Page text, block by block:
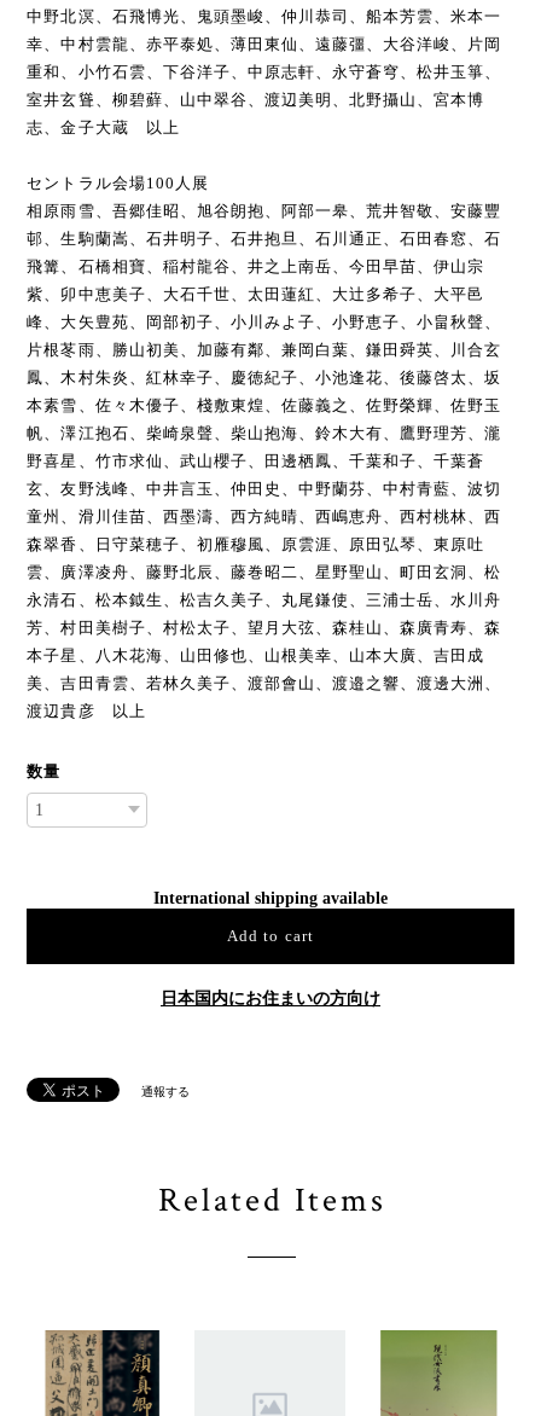
中野北溟、石飛博光、鬼頭墨峻、仲川恭司、船本芳雲、米本一
幸、中村雲龍、赤平泰処、薄田東仙、遠藤彊、大谷洋峻、片岡
重和、小竹石雲、下谷洋子、中原志軒、永守蒼穹、松井玉箏、
室井玄聳、柳碧蘚、山中翠谷、渡辺美明、北野攝山、宮本博
志、金子大蔵 以上
セントラル会場100人展
相原雨雪、吾郷佳昭、旭谷朗抱、阿部一皋、荒井智敬、安藤豐
邨、生駒蘭嵩、石井明子、石井抱旦、石川通正、石田春窓、石
飛篝、石橋相寶、稲村龍谷、井之上南岳、今田早苗、伊山宗
紫、卯中恵美子、大石千世、太田蓮紅、大辻多希子、大平邑
峰、大矢豊苑、岡部初子、小川みよ子、小野恵子、小畠秋聲、
片根苳雨、勝山初美、加藤有鄰、兼岡白葉、鎌田舜英、川合玄
鳳、木村朱炎、紅林幸子、慶徳紀子、小池逢花、後藤啓太、坂
本素雪、佐々木優子、棧敷東煌、佐藤義之、佐野榮輝、佐野玉
帆、澤江抱石、柴崎泉聲、柴山抱海、鈴木大有、鷹野理芳、瀧
野喜星、竹市求仙、武山櫻子、田邊栖鳳、千葉和子、千葉蒼
玄、友野浅峰、中井言玉、仲田史、中野蘭芬、中村青藍、波切
童州、滑川佳苗、西墨濤、西方純晴、西嶋恵舟、西村桃林、西
森翠香、日守菜穂子、初雁穆風、原雲涯、原田弘琴、東原吐
雲、廣澤凌舟、藤野北辰、藤巻昭二、星野聖山、町田玄洞、松
永清石、松本鉞生、松吉久美子、丸尾鎌使、三浦士岳、水川舟
芳、村田美樹子、村松太子、望月大弦、森桂山、森廣青寿、森
本子星、八木花海、山田修也、山根美幸、山本大廣、吉田成
美、吉田青雲、若林久美子、渡部會山、渡邉之響、渡邊大洲、
渡辺貴彦 以上
数量
International shipping available
Add to cart
日本国内にお住まいの方向け
通報する
Related Items